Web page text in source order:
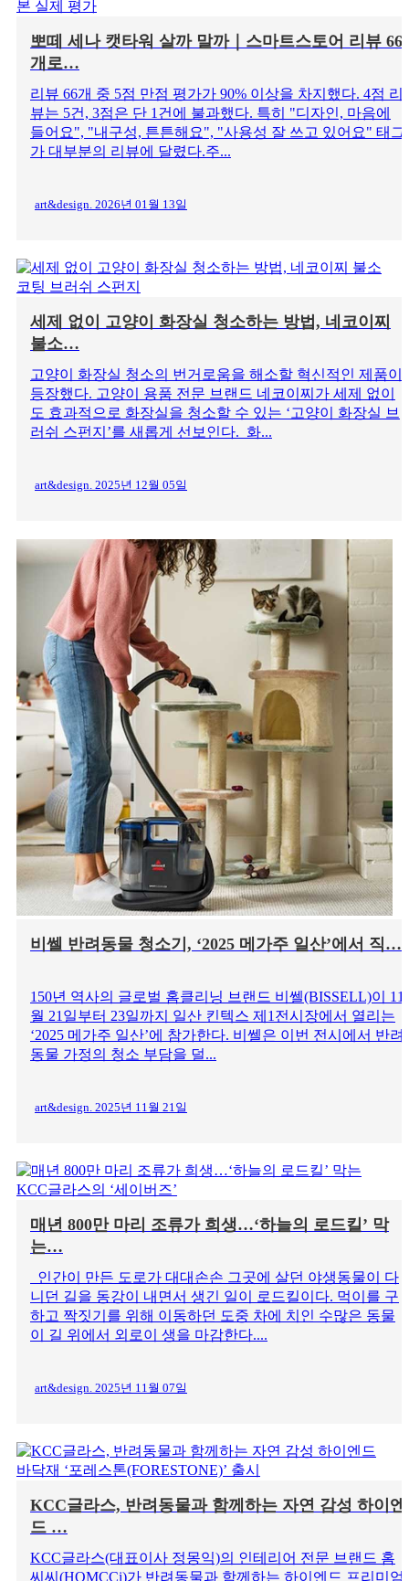
뽀떼 세나 캣타워 살까 말까｜스마트스토어 리뷰 66
개로…
리뷰 66개 중 5점 만점 평가가 90% 이상을 차지했다. 4점 리
뷰는 5건, 3점은 단 1건에 불과했다. 특히 "디자인, 마음에
들어요", "내구성, 튼튼해요", "사용성 잘 쓰고 있어요" 태그
가 대부분의 리뷰에 달렸다.주...
art&design. 2026년 01월 13일
세제 없이 고양이 화장실 청소하는 방법, 네코이찌
불소…
고양이 화장실 청소의 번거로움을 해소할 혁신적인 제품이
등장했다. 고양이 용품 전문 브랜드 네코이찌가 세제 없이
도 효과적으로 화장실을 청소할 수 있는 ‘고양이 화장실 브
러쉬 스펀지’를 새롭게 선보인다. 화...
art&design. 2025년 12월 05일
비쎌 반려동물 청소기, ‘2025 메가주 일산’에서 직…
150년 역사의 글로벌 홈클리닝 브랜드 비쎌(BISSELL)이 11
월 21일부터 23일까지 일산 킨텍스 제1전시장에서 열리는
‘2025 메가주 일산’에 참가한다. 비쎌은 이번 전시에서 반려
동물 가정의 청소 부담을 덜...
art&design. 2025년 11월 21일
매년 800만 마리 조류가 희생…‘하늘의 로드킬’ 막
는…
인간이 만든 도로가 대대손손 그곳에 살던 야생동물이 다
니던 길을 동강이 내면서 생긴 일이 로드킬이다. 먹이를 구
하고 짝짓기를 위해 이동하던 도중 차에 치인 수많은 동물
이 길 위에서 외로이 생을 마감한다....
art&design. 2025년 11월 07일
KCC글라스, 반려동물과 함께하는 자연 감성 하이엔
드 …
KCC글라스(대표이사 정몽익)의 인테리어 전문 브랜드 홈
씨씨(HOMCCi)가 반려동물과 함께하는 하이엔드 프리미엄